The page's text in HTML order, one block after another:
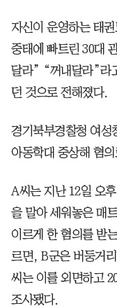
자신이 운영하는 태
중태에 빠트린 30대
달라” “꺼내달라”라
던 것으로 전해졌다.
경기북부경찰청 여성
아동학대 중상해 혐
A씨는 지난 12일 오
을 말아 세워놓은 매
이르게 한 혐의를 받
르면, B군은 버둥거
씨는 이를 외면하고
조사됐다.